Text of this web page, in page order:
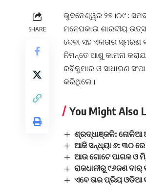
SHARE
ଭୁବନେଶ୍ୱର ୨୭।୦୯ :
ମନେପକାଇ ଶାରଦୀୟ
ଦେବା ସହ ଏକତାର ସ୍ମରଣ
ନିମନ୍ତେ ଆଶୁ କାମନା
ରବିକୁମାର ଓ ସାଧାରଣ
କରିଥିଲେ।
You Might Also
ଶ୍ରଦ୍ଧାଞ୍ଜଳି: ନୋଳିଆ
ଆଜି ସନ୍ଧ୍ୟା ୬: ୩୦ ରେ
ଆଉ ଗୋଟେ ପାଗଳ ଓ
ରାଜଧାନୀରୁ ୯୬ଜଣ
ଏବେ ତାର ପ୍ରିୟ ଓଡିଆ